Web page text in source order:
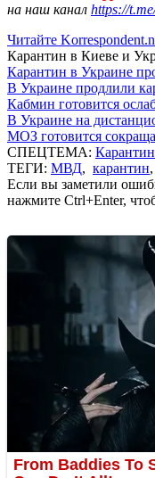
на наш канал https://
Читайте
Карантин в Киеве и
Карантин в Украине
В Украине продлили
Кабмин готовится
В Украине на
МОЗ готовится
СПЕЦТЕМА:
ТЕГИ: МВД, карантин,
Если вы заметили
нажмите Ctrl+Enter,